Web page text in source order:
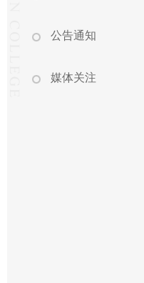
公告通知
媒体关注